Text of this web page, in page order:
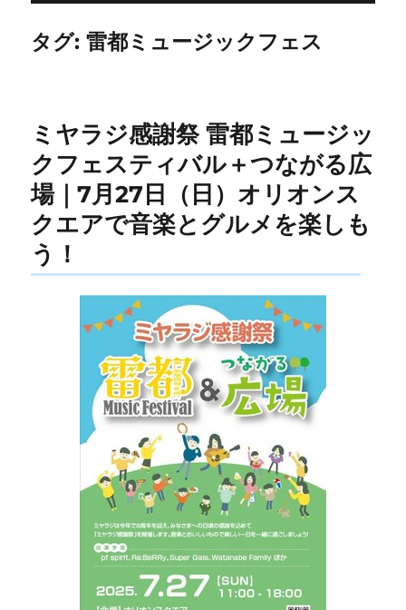
タグ:雷都ミュージックフェス
ミヤラジ感謝祭 雷都ミュージッ
クフェスティバル＋つながる広
場｜7月27日（日）オリオンス
クエアで音楽とグルメを楽しも
う！